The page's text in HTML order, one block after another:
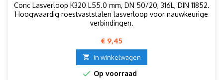
Conc Lasverloop K320 L55.0 mm, DN 50/20, 316L, DIN 11852.
Hoogwaardig roestvaststalen lasverloop voor nauwkeurige
verbindingen.
Prijs
€ 9,45
 In winkelwagen
 Op voorraad